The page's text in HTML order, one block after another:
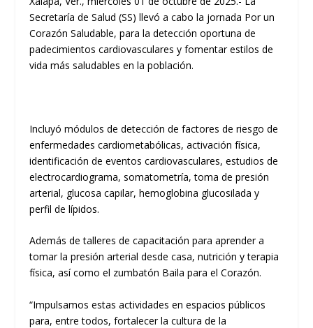
Secretaría de Salud (SS) llevó a cabo la jornada Por un
Corazón Saludable, para la detección oportuna de
padecimientos cardiovasculares y fomentar estilos de
vida más saludables en la población.
Incluyó módulos de detección de factores de riesgo de
enfermedades cardiometabólicas, activación física,
identificación de eventos cardiovasculares, estudios de
electrocardiograma, somatometría, toma de presión
arterial, glucosa capilar, hemoglobina glucosilada y
perfil de lípidos.
Además de talleres de capacitación para aprender a
tomar la presión arterial desde casa, nutrición y terapia
física, así como el zumbatón Baila para el Corazón.
“Impulsamos estas actividades en espacios públicos
para, entre todos, fortalecer la cultura de la